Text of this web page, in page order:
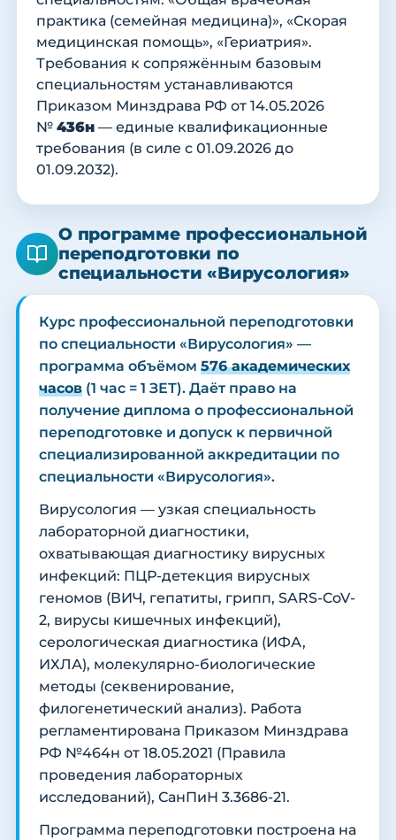
практика (семейная медицина)», «Скорая
медицинская помощь», «Гериатрия».
Требования к сопряжённым базовым
специальностям устанавливаются
Приказом Минздрава РФ от 14.05.2026
№ 436н — единые квалификационные
требования (в силе с 01.09.2026 до
01.09.2032).
О программе профессиональной
переподготовки по
специальности «Вирусология»
Курс профессиональной переподготовки
по специальности «Вирусология» —
программа объёмом 576 академических
часов (1 час = 1 ЗЕТ). Даёт право на
получение диплома о профессиональной
переподготовке и допуск к первичной
специализированной аккредитации по
специальности «Вирусология».
Вирусология — узкая специальность
лабораторной диагностики,
охватывающая диагностику вирусных
инфекций: ПЦР-детекция вирусных
геномов (ВИЧ, гепатиты, грипп, SARS-CoV-
2, вирусы кишечных инфекций),
серологическая диагностика (ИФА,
ИХЛА), молекулярно-биологические
методы (секвенирование,
филогенетический анализ). Работа
регламентирована Приказом Минздрава
РФ №464н от 18.05.2021 (Правила
проведения лабораторных
исследований), СанПиН 3.3686-21.
Программа переподготовки построена на